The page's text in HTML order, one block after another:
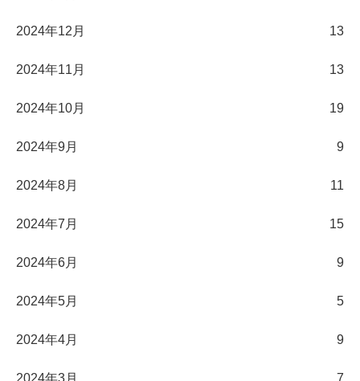
2024年12月 13
2024年11月 13
2024年10月 19
2024年9月 9
2024年8月 11
2024年7月 15
2024年6月 9
2024年5月 5
2024年4月 9
2024年3月 7